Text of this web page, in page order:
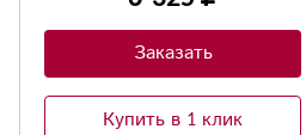
Заказать
Купить в 1 клик